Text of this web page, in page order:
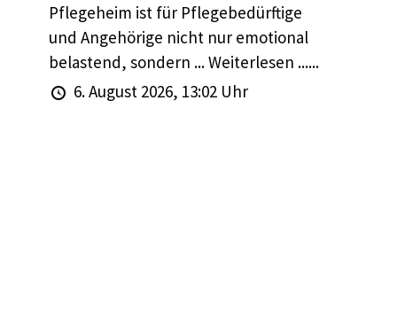
Pflegeheim ist für Pflegebedürftige
und Angehörige nicht nur emotional
belastend, sondern ... Weiterlesen ......
6. August 2026, 13:02 Uhr